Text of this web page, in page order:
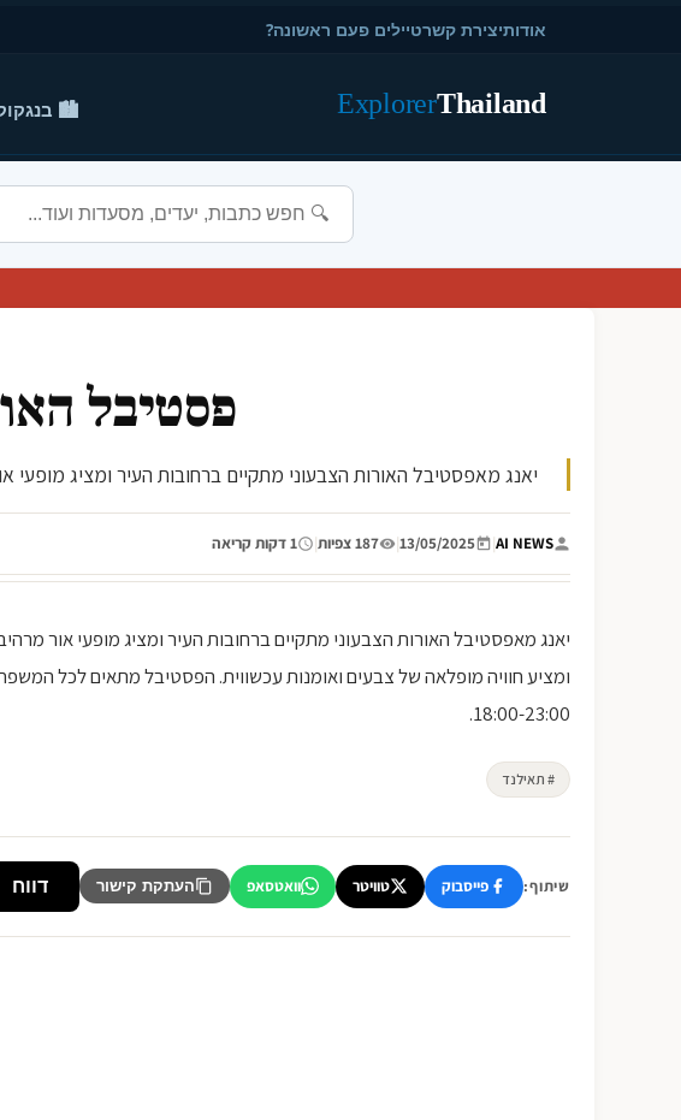
אודותיצירת קשרטיילים פעם ראשונה?
Thailand
Explorer
🏙️
פסטיבל
יאנג מאפסטיבל האורות הצבעוני מתקיים ברחובות העיר ומציג מופעי
AI NEWS
|
13/05/2025
| 187 צפיות | 1 דקות קריאה
יאנג מאפסטיבל האורות הצבעוני מתקיים ברחובות העיר ומציג מופעי אור
ומציע חוויה מופלאה של צבעים ואומנות עכשווית. הפסטיבל מתאים לכל
18:00-23:00.
# תאילנד
שיתוף: פייסבוק טוויטר וואטסאפ העתקת קישור דווח